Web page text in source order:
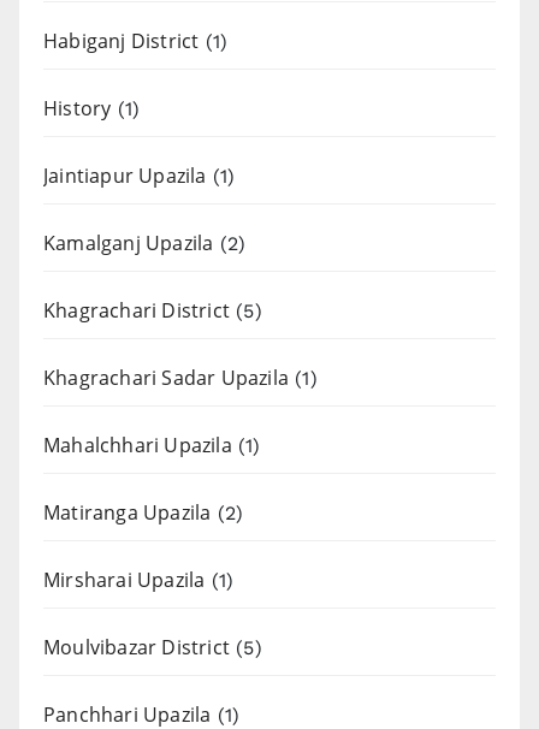
Habiganj District (1)
History (1)
Jaintiapur Upazila (1)
Kamalganj Upazila (2)
Khagrachari District (5)
Khagrachari Sadar Upazila (1)
Mahalchhari Upazila (1)
Matiranga Upazila (2)
Mirsharai Upazila (1)
Moulvibazar District (5)
Panchhari Upazila (1)